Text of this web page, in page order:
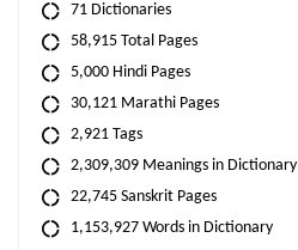
71 Dictionaries
58,915 Total Pages
5,000 Hindi Pages
30,121 Marathi Pages
2,921 Tags
2,309,309 Meanings in Dictionary
22,745 Sanskrit Pages
1,153,927 Words in Dictionary